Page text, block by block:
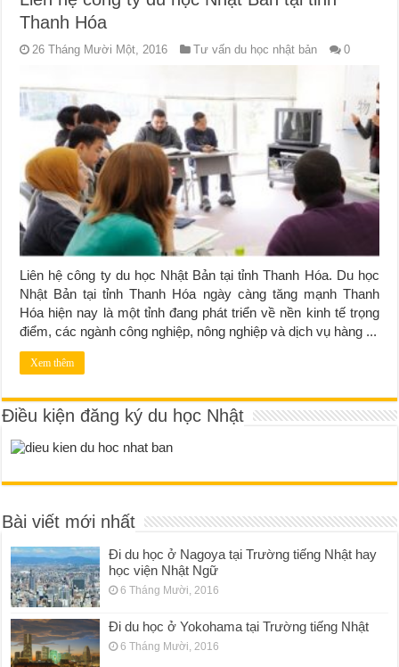
Thanh Hóa
26 Tháng Mười Một, 2016 Tư vấn du học nhật bản 0
Liên hệ công ty du học Nhật Bản tại tỉnh Thanh Hóa. Du học
Nhật Bản tại tỉnh Thanh Hóa ngày càng tăng mạnh Thanh
Hóa hiện nay là một tỉnh đang phát triển về nền kinh tế trọng
điểm, các ngành công nghiệp, nông nghiệp và dịch vụ hàng ...
Xem thêm
Điều kiện đăng ký du học Nhật
Bài viết mới nhất
Đi du học ở Nagoya tại Trường tiếng Nhật hay
học viện Nhật Ngữ
6 Tháng Mười, 2016
Đi du học ở Yokohama tại Trường tiếng Nhật
6 Tháng Mười, 2016